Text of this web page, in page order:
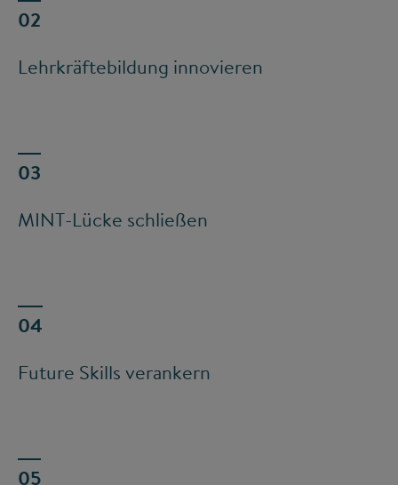
Lehrkräftebildung innovieren
MINT-Lücke schließen
Future Skills verankern